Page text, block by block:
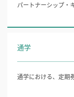
パートナーシップ・
通学
通学における、定期